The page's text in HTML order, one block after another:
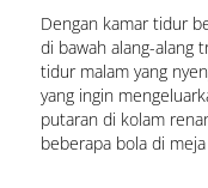
Dengan kamar tidur
di bawah alang-alang
tidur malam yang
yang ingin
putaran di kolam
beberapa bola di